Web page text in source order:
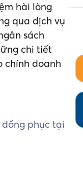
hài lòng
qua dịch vụ
sách
chi tiết
chính doanh